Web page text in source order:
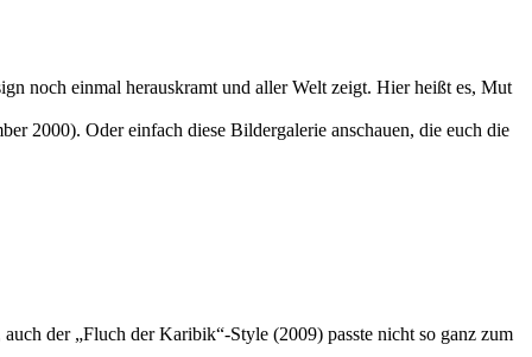
noch einmal herauskramt und aller Welt zeigt. Hier heißt es, Mut
2000). Oder einfach diese Bildergalerie anschauen, die euch die
der „Fluch der Karibik“-Style (2009) passte nicht so ganz zum